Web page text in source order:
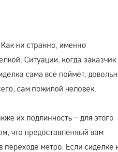
ни странно, именно
Ситуации, когда заказчик
сама всё поймёт,
сам пожилой человек.
их подлинность – для этого
что предоставленный вам
метро. Если сиделке